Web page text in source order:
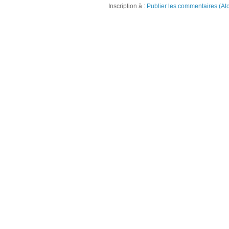
Inscription à : Publier les commentaires